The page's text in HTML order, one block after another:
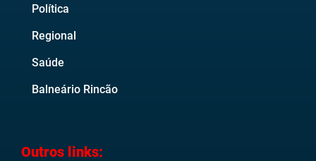
Política
Regional
Saúde
Balneário Rincão
Outros links: